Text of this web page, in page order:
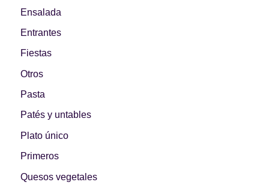
Ensalada
Entrantes
Fiestas
Otros
Pasta
Patés y untables
Plato único
Primeros
Quesos vegetales